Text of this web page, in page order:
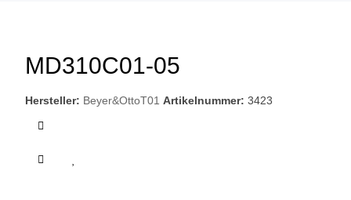
MD310C01-05
Hersteller: Beyer&OttoT01 Artikelnummer: 3423